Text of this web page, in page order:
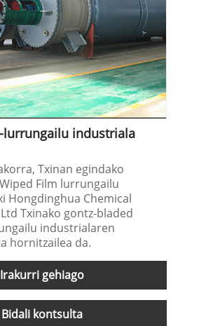
industriala
Txinan egindako
Film lurrungailu
Hongdinghua Chemical
Txinako gontz-bladed
industrialaren
hornitzailea da.
Irakurri gehiago
Bidali kontsulta